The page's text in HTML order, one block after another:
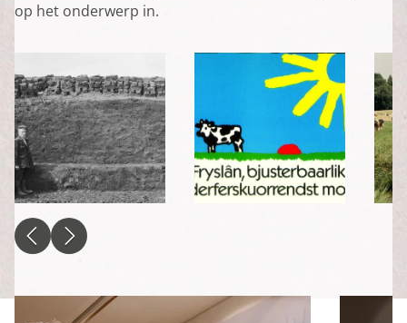
op het onderwerp in.